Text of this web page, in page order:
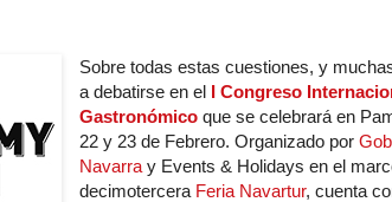
Sobre todas estas cuestiones, y
a debatirse en el I Congreso
Gastronómico que se celebrará en
22 y 23 de Febrero. Organizado por
Navarra y Events & Holidays en el
decimotercera Feria Navartur, cuenta